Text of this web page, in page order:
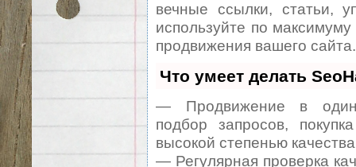
вечные ссылки, статьи,
используйте по
продвижения вашего сайта.
Что умеет делать
— Продвижение в один
подбор запросов,
высокой степенью
— Регулярная проверка